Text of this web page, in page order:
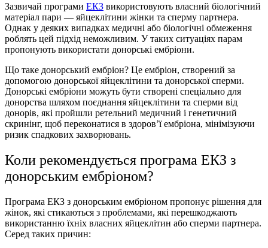
Зазвичай програми ЕКЗ використовують власний біологічний
матеріал пари — яйцеклітини жінки та сперму партнера.
Однак у деяких випадках медичні або біологічні обмеження
роблять цей підхід неможливим. У таких ситуаціях парам
пропонують використати донорські ембріони.
Що таке донорський ембріон? Це ембріон, створений за
допомогою донорської яйцеклітини та донорської сперми.
Донорські ембріони можуть бути створені спеціально для
донорства шляхом поєднання яйцеклітини та сперми від
донорів, які пройшли ретельний медичний і генетичний
скринінг, щоб переконатися в здоров’ї ембріона, мінімізуючи
ризик спадкових захворювань.
Коли рекомендується програма ЕКЗ з
донорським ембріоном?
Програма ЕКЗ з донорським ембріоном пропонує рішення для
жінок, які стикаються з проблемами, які перешкоджають
використанню їхніх власних яйцеклітин або сперми партнера.
Серед таких причин: